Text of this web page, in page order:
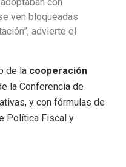
ven bloqueadas
advierte el
de la cooperación
la Conferencia de
y con fórmulas de
Política Fiscal y